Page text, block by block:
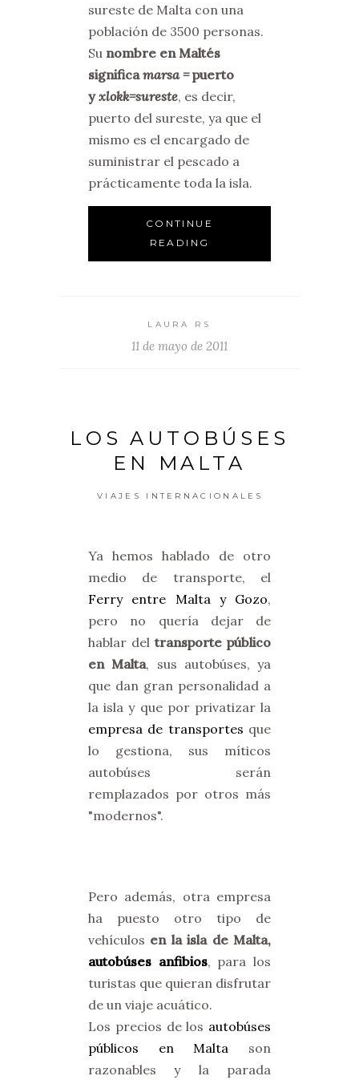
sureste de Malta con una
población de 3500 personas.
Su nombre en Maltés
significamarsa =puerto
yxlokk=sureste, es decir,
puerto del sureste, ya que el
mismo es el encargado de
suministrar el pescado a
prácticamente toda la isla.
CONTINUE
READING
LAURA RS
11 de mayo de 2011
LOS AUTOBÚSES
EN MALTA
VIAJES INTERNACIONALES
Ya hemos hablado de otro
medio de transporte, el
Ferry entre Malta y Gozo,
pero no quería dejar de
hablar del transporte público
en Malta, sus autobúses, ya
que dan gran personalidad a
la isla y que por privatizar la
empresa de transportes que
lo gestiona, sus míticos
autobúses serán
remplazados por otros más
"modernos".
Pero además, otra empresa
ha puesto otro tipo de
vehículos en la isla de Malta,
autobúses anfibios, para los
turistas que quieran disfrutar
de un viaje acuático.
Los precios de los autobúses
públicos en Malta son
razonables y la parada